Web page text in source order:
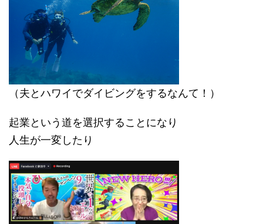
（夫とハワイでダイビングをするなんて！）
起業という道を選択することになり
人生が一変したり